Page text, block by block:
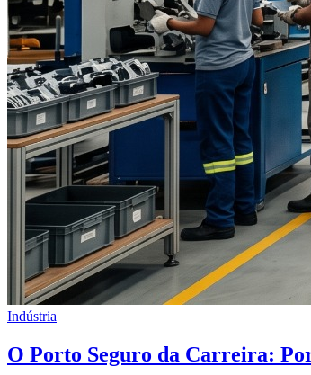
Indústria
O Porto Seguro da Carreira: